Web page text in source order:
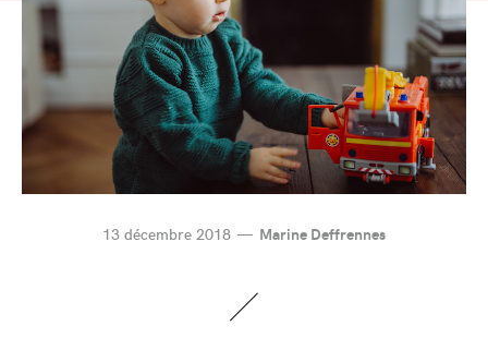
13 décembre 2018 Marine Deffrennes